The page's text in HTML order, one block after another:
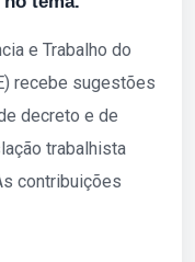
e Trabalho do
recebe sugestões
decreto e de
trabalhista
contribuições